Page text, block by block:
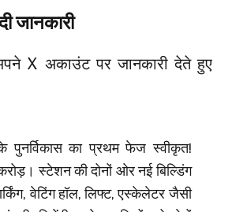
जानकारी
X अकाउंट पर जानकारी देते हुए
पुनर्विकास का प्रथम फेज स्वीकृत!
स्टेशन की दोनों ओर नई बिल्डिंग
वेटिंग हॉल, लिफ्ट, एस्केलेटर जैसी